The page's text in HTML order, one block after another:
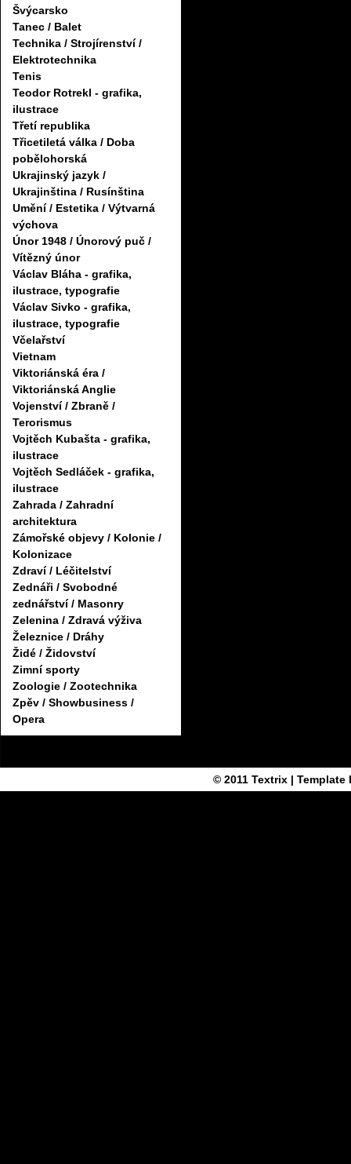
Švýcarsko
Tanec / Balet
Technika / Strojírenství /
Elektrotechnika
Tenis
Teodor Rotrekl - grafika,
ilustrace
Třetí republika
Třicetiletá válka / Doba
pobělohorská
Ukrajinský jazyk /
Ukrajinština / Rusínština
Umění / Estetika / Výtvarná
výchova
Únor 1948 / Únorový puč /
Vítězný únor
Václav Bláha - grafika,
ilustrace, typografie
Václav Sivko - grafika,
ilustrace, typografie
Včelařství
Vietnam
Viktoriánská éra /
Viktoriánská Anglie
Vojenství / Zbraně /
Terorismus
Vojtěch Kubašta - grafika,
ilustrace
Vojtěch Sedláček - grafika,
ilustrace
Zahrada / Zahradní
architektura
Zámořské objevy / Kolonie /
Kolonizace
Zdraví / Léčitelství
Zednáři / Svobodné
zednářství / Masonry
Zelenina / Zdravá výživa
Železnice / Dráhy
Židé / Židovství
Zimní sporty
Zoologie / Zootechnika
Zpěv / Showbusiness /
Opera
© 2011 Textrix| Template